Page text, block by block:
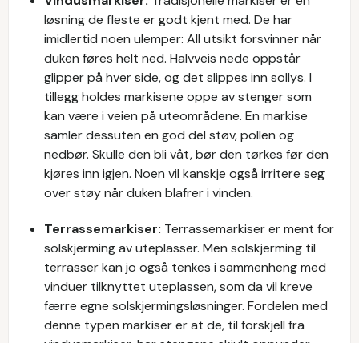
løsning de fleste er godt kjent med. De har
imidlertid noen ulemper: All utsikt forsvinner når
duken føres helt ned. Halvveis nede oppstår
glipper på hver side, og det slippes inn sollys. I
tillegg holdes markisene oppe av stenger som
kan være i veien på uteområdene. En markise
samler dessuten en god del støv, pollen og
nedbør. Skulle den bli våt, bør den tørkes før den
kjøres inn igjen. Noen vil kanskje også irritere seg
over støy når duken blafrer i vinden.
Terrassemarkiser: Terrassemarkiser er ment for
solskjerming av uteplasser. Men solskjerming til
terrasser kan jo også tenkes i sammenheng med
vinduer tilknyttet uteplassen, som da vil kreve
færre egne solskjermingsløsninger. Fordelen med
denne typen markiser er at de, til forskjell fra